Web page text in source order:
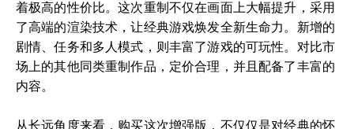
着极高的性价比。这次重制不仅在画面上大幅提升，采用
了高端的渲染技术，让经典游戏焕发全新生命力。新增的
剧情、任务和多人模式，则丰富了游戏的可玩性。对比市
场上的其他同类重制作品，定价合理，并且配备了丰富的
内容。
从长远角度来看，购买这次增强版，不仅仅是对经典的怀